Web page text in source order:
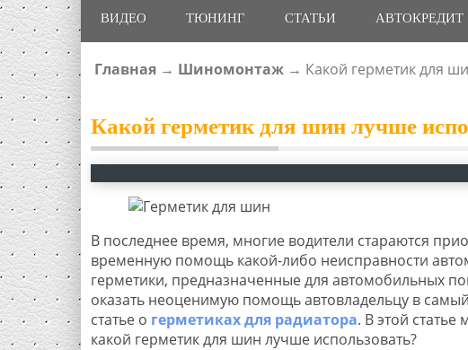
ВИДЕО ТЮНИНГ СТАТЬИ АВТОКРЕДИТ
ВЫ ЗДЕСЬ
Главная → Шиномонтаж → Какой герметик для
Какой герметик для шин лучше
В последнее время, многие водители стараются
временную помощь какой-либо неисправности
герметики, предназначенные для автомобильных
оказать неоценимую помощь автовладельцу в
статье о герметиках для радиатора. В этой статье
какой герметик для шин лучше использовать?